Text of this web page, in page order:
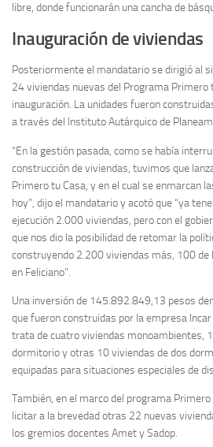
libre, donde funcionarán una cancha de
Inauguración de viviendas
Posteriormente el mandatario se dirigió al
24 viviendas nuevas del Programa Primero
inauguración. La unidades fueron
a través del Instituto Autárquico de
“En la gestión pasada, como se había
construcción de viviendas, tuvimos que
Primero tu Casa, y en el cual se enmarcan
hoy”, dijo el mandatario y acotó que “ya
ejecución 2.000 viviendas, pero con el
que nos dio la posibilidad de retomar la
construyendo 2.200 viviendas más, 100 de
en Feliciano”.
Una inversión de 145.892.849,13 pesos
que fueron construidas por la empresa
trata de cuatro viviendas monoambientes,
dormitorio y otras 10 viviendas de dos
equipadas para situaciones especiales de
También, en el marco del programa
licitar a la brevedad otras 22 nuevas
los gremios docentes Amet y Sadop.